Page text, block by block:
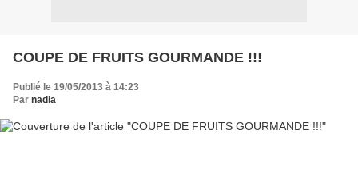
COUPE DE FRUITS GOURMANDE !!!
Publié le 19/05/2013 à 14:23
Par nadia